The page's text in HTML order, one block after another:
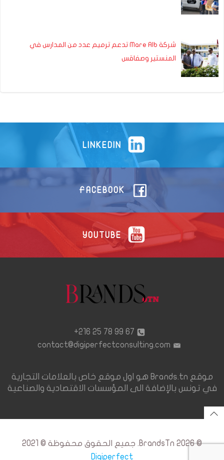
شركة Mare Alb تدعم ترميم عدد من المدارس في
المنستير وصفاقس
LINKEDIN
FACEBOOK
YOUTUBE
67 99 78 25 216+
contact@digiperfectconsulting.com
موقع Brands.tn هو اول موقع خاص بالعلامات التجارية
في تونس بالإضافة الى المؤسسات الاقتصادية والصناعية
© 2026 BrandsTn. جميع الحقوق محفوظة © 2021
Digiperfect